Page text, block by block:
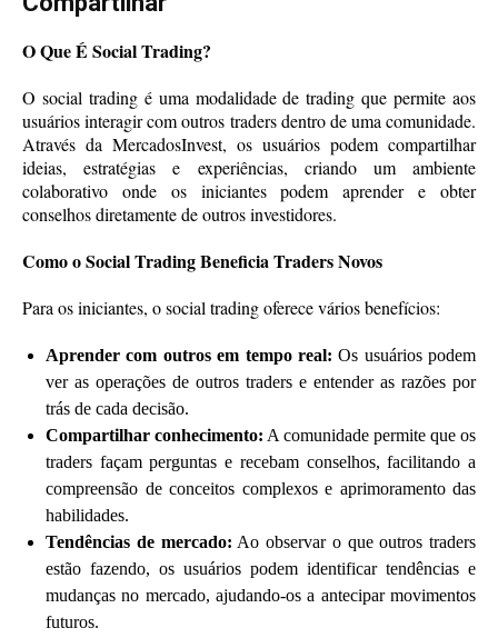
O Que É Social Trading?
O social trading é uma modalidade de trading que permite aos
usuários interagir com outros traders dentro de uma comunidade.
Através da MercadosInvest, os usuários podem compartilhar
ideias, estratégias e experiências, criando um ambiente
colaborativo onde os iniciantes podem aprender e obter
conselhos diretamente de outros investidores.
Como o Social Trading Beneficia Traders Novos
Para os iniciantes, o social trading oferece vários benefícios:
Aprender com outros em tempo real: Os usuários podem
ver as operações de outros traders e entender as razões por
trás de cada decisão.
Compartilhar conhecimento: A comunidade permite que os
traders façam perguntas e recebam conselhos, facilitando a
compreensão de conceitos complexos e aprimoramento das
habilidades.
Tendências de mercado: Ao observar o que outros traders
estão fazendo, os usuários podem identificar tendências e
mudanças no mercado, ajudando-os a antecipar movimentos
futuros.